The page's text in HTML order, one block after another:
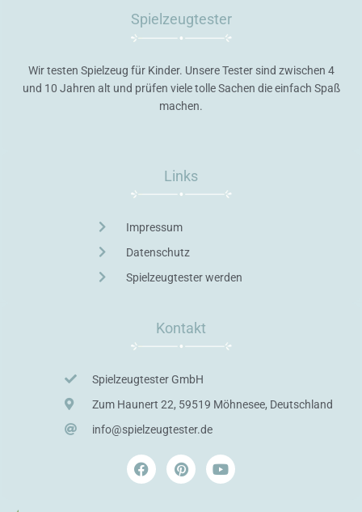
Spielzeugtester
Wir testen Spielzeug für Kinder. Unsere Tester sind zwischen 4
und 10 Jahren alt und prüfen viele tolle Sachen die einfach Spaß
machen.
Links
Impressum
Datenschutz
Spielzeugtester werden
Kontakt
Spielzeugtester GmbH
Zum Haunert 22, 59519 Möhnesee, Deutschland
info@spielzeugtester.de
F
a
c
P
i
n
Y
o
u